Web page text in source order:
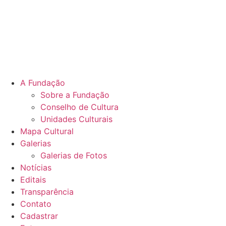
A Fundação
Sobre a Fundação
Conselho de Cultura
Unidades Culturais
Mapa Cultural
Galerias
Galerias de Fotos
Notícias
Editais
Transparência
Contato
Cadastrar